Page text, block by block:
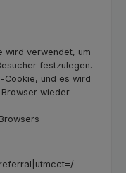
wird verwendet, um
festzulegen.
Cookie, und es wird
wieder